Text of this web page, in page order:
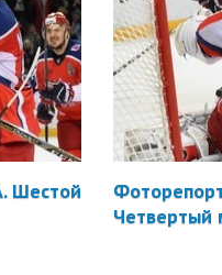
Шестой
Четвертый